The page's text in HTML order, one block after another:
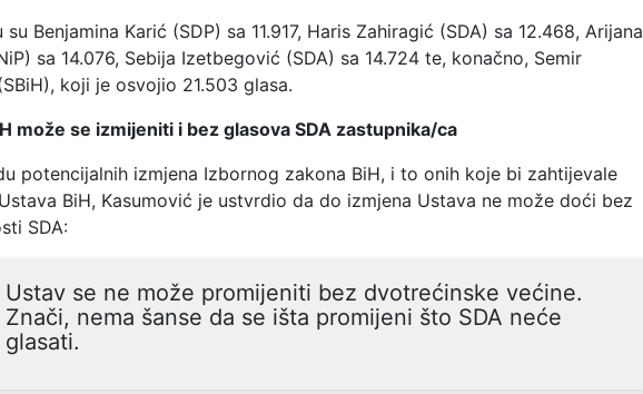
su Benjamina Karić (SDP) sa 11.917, Haris Zahiragić (SDA) sa 12.468, Arijana
sa 14.076, Sebija Izetbegović (SDA) sa 14.724 te, konačno, Semir
koji je osvojio 21.503 glasa.
može se izmijeniti i bez glasova SDA zastupnika/ca
potencijalnih izmjena Izbornog zakona BiH, i to onih koje bi zahtijevale
BiH, Kasumović je ustvrdio da do izmjena Ustava ne može doći bez
SDA:
Ustav se ne može promijeniti bez dvotrećinske većine.
Znači, nema šanse da se išta promijeni što SDA neće
glasati.